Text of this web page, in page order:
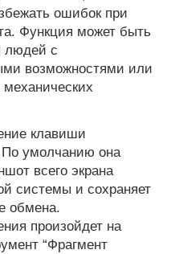
ошибок при
Функция может быть
людей с
возможностями или
клавиши
умолчанию она
всего экрана
системы и сохраняет
обмена.
произойдет на
“Фрагмент